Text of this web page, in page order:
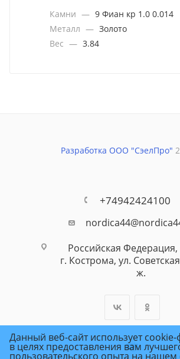
Камни — 9 Фиан кр 1.0 0.014
Металл — Золото
Вес — 3.84
Разработка ООО "СэелПро"
+74942424100
Российская Федерация,
г. Кострома, ул.
ж.
Данный веб-сайт использует
в целях предоставления вам
пользовательского опыта на нашем